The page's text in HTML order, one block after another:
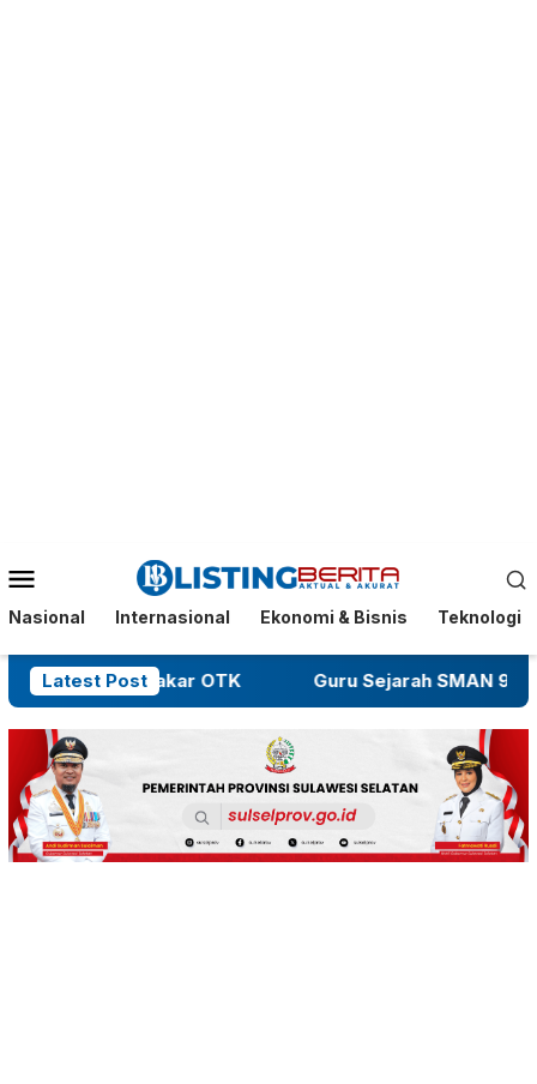
Mobile
Nasional Internasional Ekonomi & Bisnis Teknologi
Latest Post
Dibakar OTK Guru Sejarah SMAN 9